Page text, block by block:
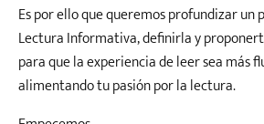
Es por ello que queremos profundizar un
Lectura Informativa, definirla y
para que la experiencia de leer sea más
alimentando tu pasión por la lectura.